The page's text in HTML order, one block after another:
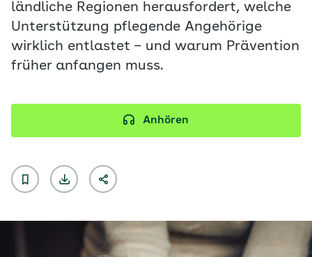
ländliche Regionen herausfordert, welche
Unterstützung pflegende Angehörige
wirklich entlastet – und warum Prävention
früher anfangen muss.
Anhören